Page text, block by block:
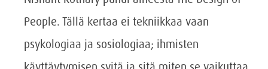
People. Tällä kertaa ei tekniikkaa vaan
psykologiaa ja sosiologiaa; ihmisten